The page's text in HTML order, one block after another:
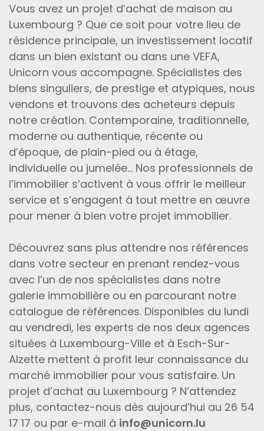
Vous avez un projet d’achat de maison au
Luxembourg ? Que ce soit pour votre lieu de
résidence principale, un investissement locatif
dans un bien existant ou dans une VEFA,
Unicorn vous accompagne. Spécialistes des
biens singuliers, de prestige et atypiques, nous
vendons et trouvons des acheteurs depuis
notre création. Contemporaine, traditionnelle,
moderne ou authentique, récente ou
d’époque, de plain-pied ou à étage,
individuelle ou jumelée... Nos professionnels de
l’immobilier s’activent à vous offrir le meilleur
service et s’engagent à tout mettre en œuvre
pour mener à bien votre projet immobilier.
Découvrez sans plus attendre nos références
dans votre secteur en prenant rendez-vous
avec l’un de nos spécialistes dans notre
galerie immobilière ou en parcourant notre
catalogue de références. Disponibles du lundi
au vendredi, les experts de nos deux agences
situées à Luxembourg-Ville et à Esch-Sur-
Alzette mettent à profit leur connaissance du
marché immobilier pour vous satisfaire. Un
projet d’achat au Luxembourg ? N’attendez
plus, contactez-nous dès aujourd’hui au 26 54
17 17 ou par e-mail à info@unicorn.lu